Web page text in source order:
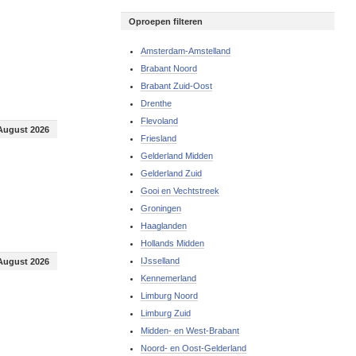
2026
2026
Oproepen filteren
Amsterdam-Amstelland
Brabant Noord
Brabant Zuid-Oost
Drenthe
Flevoland
Friesland
Gelderland Midden
Gelderland Zuid
Gooi en Vechtstreek
Groningen
Haaglanden
Hollands Midden
IJsselland
Kennemerland
Limburg Noord
Limburg Zuid
Midden- en West-Brabant
Noord- en Oost-Gelderland